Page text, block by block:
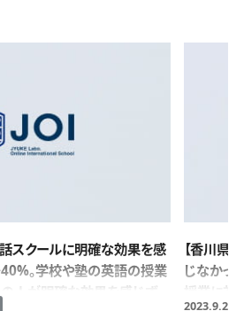
話スクールに明確な効果を感
。学校や塾の英語の授業
人が明確な効果を感じず。
【香川県
じなかっ
授業に対
2023.9.20